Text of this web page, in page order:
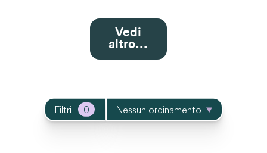
Filtri 0 Nessun ordinamento
Vedi
altro...